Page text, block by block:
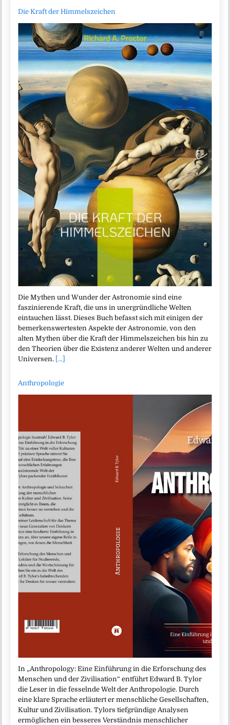
Die Kraft der Himmelszeichen
Die Mythen und Wunder der Astronomie sind eine
faszinierende Kraft, die uns in unergründliche Welten
eintauchen lässt. Dieses Buch befasst sich mit einigen der
bemerkenswertesten Aspekte der Astronomie, von den
alten Mythen über die Kraft der Himmelszeichen bis hin zu
den Theorien über die Existenz anderer Welten und anderer
Universen. [...]
Anthropologie
In „Anthropology: Eine Einführung in die Erforschung des
Menschen und der Zivilisation“ entführt Edward B. Tylor
die Leser in die fesselnde Welt der Anthropologie. Durch
eine klare Sprache erläutert er menschliche Gesellschaften,
Kultur und Zivilisation. Tylors tiefgründige Analysen
ermöglichen ein besseres Verständnis menschlicher